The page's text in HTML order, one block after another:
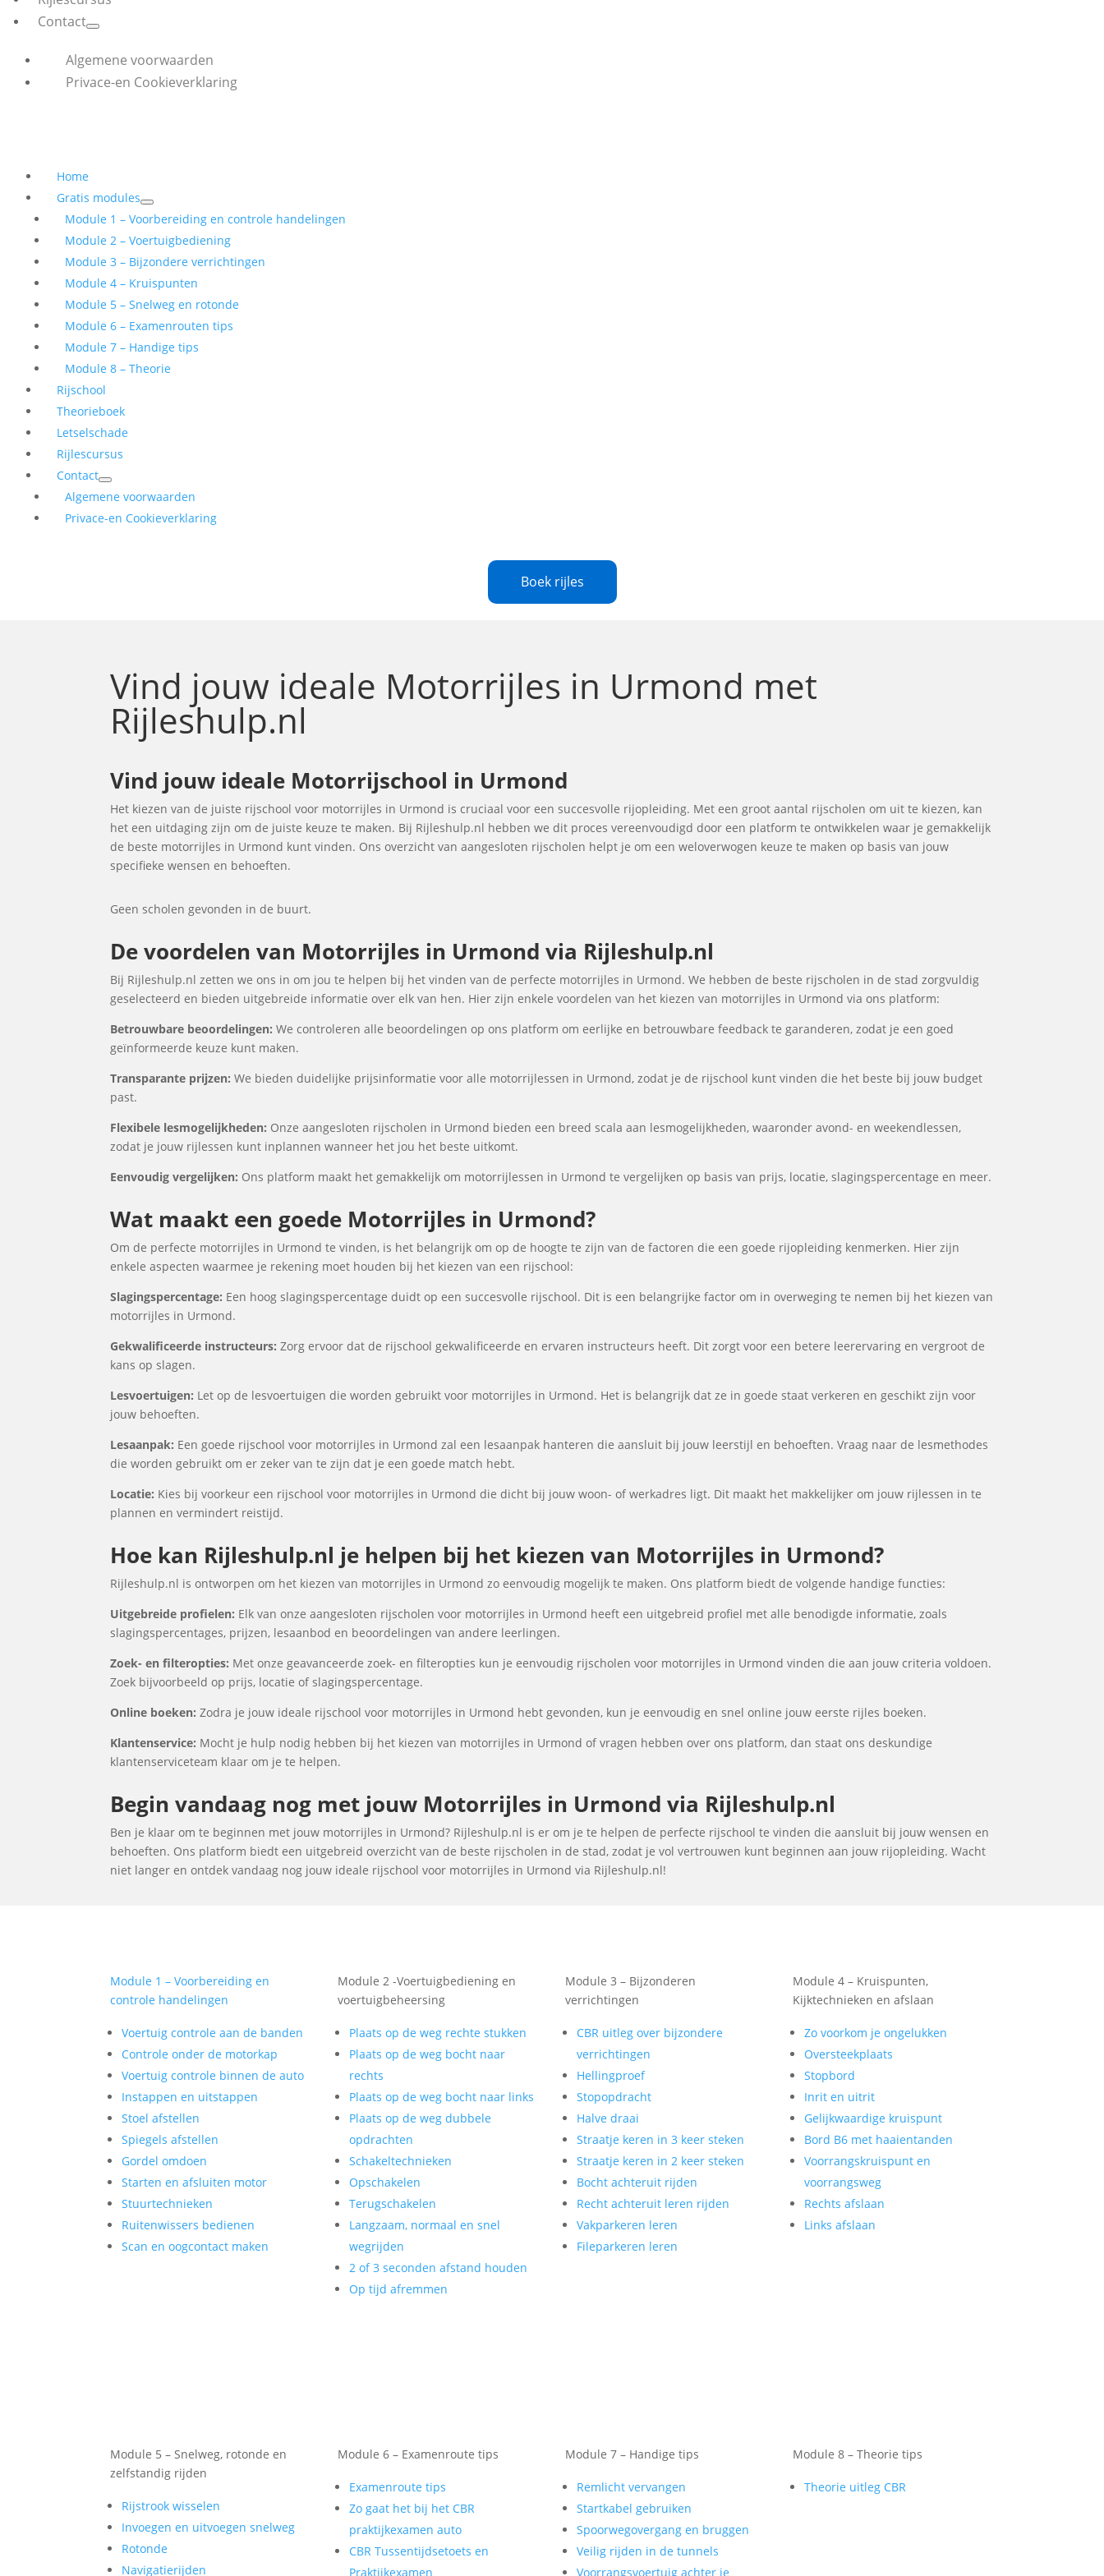
Contact
Algemene voorwaarden
Privace-en Cookieverklaring
Home
Gratis modules
Module 1 – Voorbereiding en controle handelingen
Module 2 – Voertuigbediening
Module 3 – Bijzondere verrichtingen
Module 4 – Kruispunten
Module 5 – Snelweg en rotonde
Module 6 – Examenrouten tips
Module 7 – Handige tips
Module 8 – Theorie
Rijschool
Theorieboek
Letselschade
Rijlescursus
Contact
Algemene voorwaarden
Privace-en Cookieverklaring
Boek rijles
Vind jouw ideale Motorrijles in Urmond met
Rijleshulp.nl
Vind jouw ideale Motorrijschool in Urmond
Het kiezen van de juiste rijschool voor motorrijles in Urmond is cruciaal voor een succesvolle rijopleiding. Met een groot aantal rijscholen om uit te kiezen, kan
het een uitdaging zijn om de juiste keuze te maken. Bij Rijleshulp.nl hebben we dit proces vereenvoudigd door een platform te ontwikkelen waar je gemakkelijk
de beste motorrijles in Urmond kunt vinden. Ons overzicht van aangesloten rijscholen helpt je om een weloverwogen keuze te maken op basis van jouw
specifieke wensen en behoeften.
Geen scholen gevonden in de buurt.
De voordelen van Motorrijles in Urmond via Rijleshulp.nl
Bij Rijleshulp.nl zetten we ons in om jou te helpen bij het vinden van de perfecte motorrijles in Urmond. We hebben de beste rijscholen in de stad zorgvuldig
geselecteerd en bieden uitgebreide informatie over elk van hen. Hier zijn enkele voordelen van het kiezen van motorrijles in Urmond via ons platform:
Betrouwbare beoordelingen: We controleren alle beoordelingen op ons platform om eerlijke en betrouwbare feedback te garanderen, zodat je een goed
geïnformeerde keuze kunt maken.
Transparante prijzen: We bieden duidelijke prijsinformatie voor alle motorrijlessen in Urmond, zodat je de rijschool kunt vinden die het beste bij jouw budget
past.
Flexibele lesmogelijkheden: Onze aangesloten rijscholen in Urmond bieden een breed scala aan lesmogelijkheden, waaronder avond- en weekendlessen,
zodat je jouw rijlessen kunt inplannen wanneer het jou het beste uitkomt.
Eenvoudig vergelijken: Ons platform maakt het gemakkelijk om motorrijlessen in Urmond te vergelijken op basis van prijs, locatie, slagingspercentage en meer.
Wat maakt een goede Motorrijles in Urmond?
Om de perfecte motorrijles in Urmond te vinden, is het belangrijk om op de hoogte te zijn van de factoren die een goede rijopleiding kenmerken. Hier zijn
enkele aspecten waarmee je rekening moet houden bij het kiezen van een rijschool:
Slagingspercentage: Een hoog slagingspercentage duidt op een succesvolle rijschool. Dit is een belangrijke factor om in overweging te nemen bij het kiezen van
motorrijles in Urmond.
Gekwalificeerde instructeurs: Zorg ervoor dat de rijschool gekwalificeerde en ervaren instructeurs heeft. Dit zorgt voor een betere leerervaring en vergroot de
kans op slagen.
Lesvoertuigen: Let op de lesvoertuigen die worden gebruikt voor motorrijles in Urmond. Het is belangrijk dat ze in goede staat verkeren en geschikt zijn voor
jouw behoeften.
Lesaanpak: Een goede rijschool voor motorrijles in Urmond zal een lesaanpak hanteren die aansluit bij jouw leerstijl en behoeften. Vraag naar de lesmethodes
die worden gebruikt om er zeker van te zijn dat je een goede match hebt.
Locatie: Kies bij voorkeur een rijschool voor motorrijles in Urmond die dicht bij jouw woon- of werkadres ligt. Dit maakt het makkelijker om jouw rijlessen in te
plannen en vermindert reistijd.
Hoe kan Rijleshulp.nl je helpen bij het kiezen van Motorrijles in Urmond?
Rijleshulp.nl is ontworpen om het kiezen van motorrijles in Urmond zo eenvoudig mogelijk te maken. Ons platform biedt de volgende handige functies:
Uitgebreide profielen: Elk van onze aangesloten rijscholen voor motorrijles in Urmond heeft een uitgebreid profiel met alle benodigde informatie, zoals
slagingspercentages, prijzen, lesaanbod en beoordelingen van andere leerlingen.
Zoek- en filteropties: Met onze geavanceerde zoek- en filteropties kun je eenvoudig rijscholen voor motorrijles in Urmond vinden die aan jouw criteria voldoen.
Zoek bijvoorbeeld op prijs, locatie of slagingspercentage.
Online boeken: Zodra je jouw ideale rijschool voor motorrijles in Urmond hebt gevonden, kun je eenvoudig en snel online jouw eerste rijles boeken.
Klantenservice: Mocht je hulp nodig hebben bij het kiezen van motorrijles in Urmond of vragen hebben over ons platform, dan staat ons deskundige
klantenserviceteam klaar om je te helpen.
Begin vandaag nog met jouw Motorrijles in Urmond via Rijleshulp.nl
Ben je klaar om te beginnen met jouw motorrijles in Urmond? Rijleshulp.nl is er om je te helpen de perfecte rijschool te vinden die aansluit bij jouw wensen en
behoeften. Ons platform biedt een uitgebreid overzicht van de beste rijscholen in de stad, zodat je vol vertrouwen kunt beginnen aan jouw rijopleiding. Wacht
niet langer en ontdek vandaag nog jouw ideale rijschool voor motorrijles in Urmond via Rijleshulp.nl!
Module 1 – Voorbereiding en
controle handelingen
Voertuig controle aan de banden
Controle onder de motorkap
Voertuig controle binnen de auto
Instappen en uitstappen
Stoel afstellen
Spiegels afstellen
Gordel omdoen
Starten en afsluiten motor
Stuurtechnieken
Ruitenwissers bedienen
Scan en oogcontact maken
Module 2 -Voertuigbediening en
voertuigbeheersing
Plaats op de weg rechte stukken
Plaats op de weg bocht naar
rechts
Plaats op de weg bocht naar links
Plaats op de weg dubbele
opdrachten
Schakeltechnieken
Opschakelen
Terugschakelen
Langzaam, normaal en snel
wegrijden
2 of 3 seconden afstand houden
Op tijd afremmen
Module 3 – Bijzonderen
verrichtingen
CBR uitleg over bijzondere
verrichtingen
Hellingproef
Stopopdracht
Halve draai
Straatje keren in 3 keer steken
Straatje keren in 2 keer steken
Bocht achteruit rijden
Recht achteruit leren rijden
Vakparkeren leren
Fileparkeren leren
Module 4 – Kruispunten,
Kijktechnieken en afslaan
Zo voorkom je ongelukken
Oversteekplaats
Stopbord
Inrit en uitrit
Gelijkwaardige kruispunt
Bord B6 met haaientanden
Voorrangskruispunt en
voorrangsweg
Rechts afslaan
Links afslaan
Module 5 – Snelweg, rotonde en
zelfstandig rijden
Rijstrook wisselen
Invoegen en uitvoegen snelweg
Rotonde
Navigatierijden
Module 6 – Examenroute tips
Examenroute tips
Zo gaat het bij het CBR
praktijkexamen auto
CBR Tussentijdsetoets en
Praktijkexamen
Module 7 – Handige tips
Remlicht vervangen
Startkabel gebruiken
Spoorwegovergang en bruggen
Veilig rijden in de tunnels
Voorrangsvoertuig achter je
Module 8 – Theorie tips
Theorie uitleg CBR